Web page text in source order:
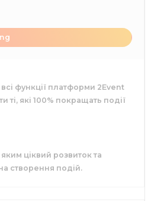
функції платформи 2Event
ті, які 100% покращать події
ціквий розвиток та
створення подій.